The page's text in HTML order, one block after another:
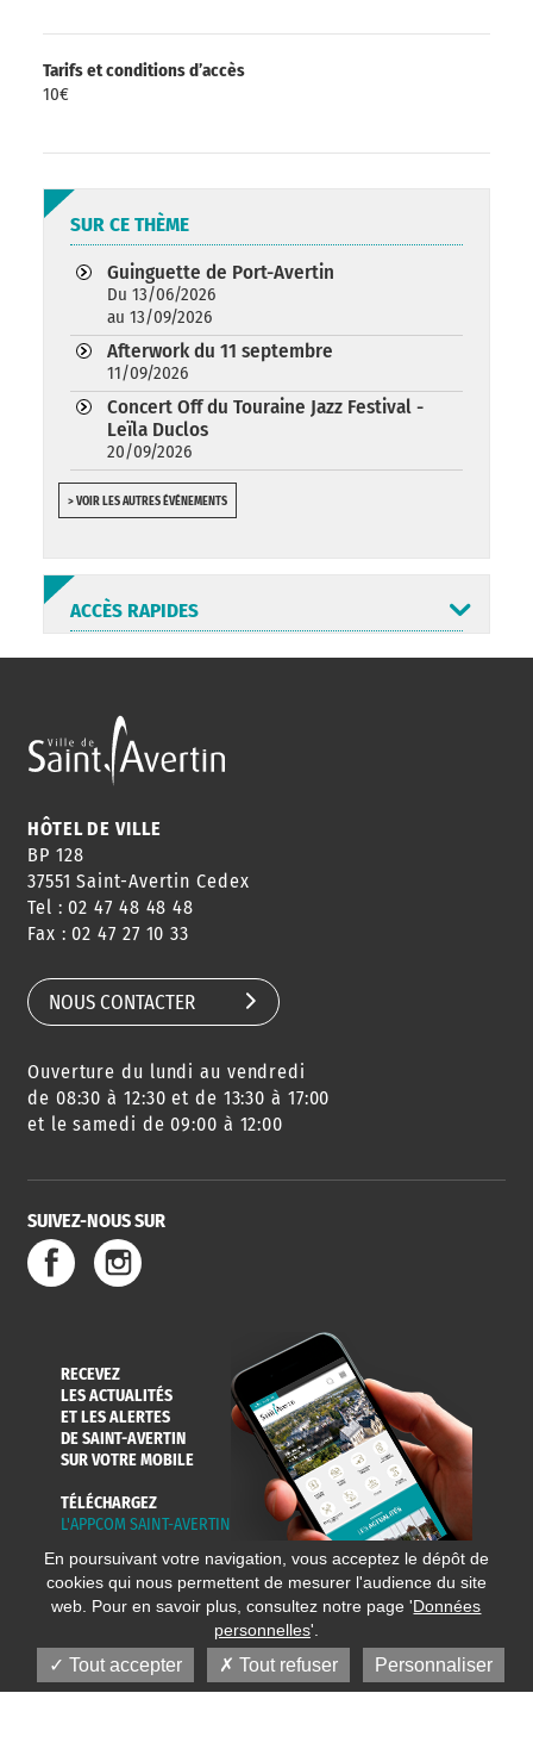
Tarifs et conditions d’accès
10€
SUR CE THÈME
Guinguette de Port-Avertin
Du 13/06/2026
au 13/09/2026
Afterwork du 11 septembre
11/09/2026
Concert Off du Touraine Jazz Festival -
Leïla Duclos
20/09/2026
> VOIR LES AUTRES ÉVÉNEMENTS
ACCÈS RAPIDES
ANNUAIRE
HORAIRES
CONSEILS
DE QUARTIER
AGENDA
DES SORTIES
URBANISME
SERVICE
DE L'EAU
HÔTEL DE VILLE
BP 128
37551 Saint-Avertin Cedex
Tel : 02 47 48 48 48
Fax : 02 47 27 10 33
NOUS CONTACTER
Ouverture du lundi au vendredi
de 08:30 à 12:30 et de 13:30 à 17:00
et le samedi de 09:00 à 12:00
SUIVEZ-NOUS SUR
RECEVEZ
LES ACTUALITÉS
ET LES ALERTES
DE SAINT-AVERTIN
SUR VOTRE MOBILE
TÉLÉCHARGEZ
L'APPCOM SAINT-AVERTIN
En poursuivant votre navigation, vous acceptez le dépôt de
cookies qui nous permettent de mesurer l'audience du site
web. Pour en savoir plus, consultez notre page 'Données
personnelles'.
Tout accepter Tout refuser Personnaliser